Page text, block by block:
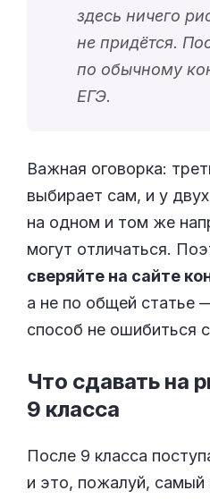
здесь ничего
не придётся.
по обычному
ЕГЭ.
Важная оговорка:
выбирает сам, и у
на одном и том же
могут отличаться.
сверяйте на сайте
а не по общей статье
способ не ошибиться
Что сдавать на
9 класса
После 9 класса
и это, пожалуй, самый